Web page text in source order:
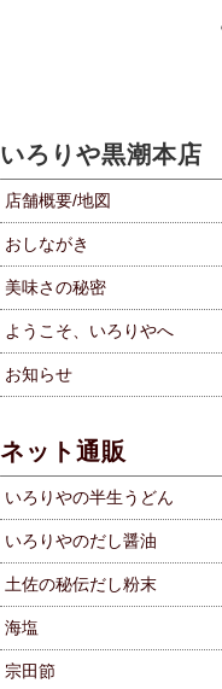
いろりや黒潮本店
店舗概要/地図
おしながき
美味さの秘密
ようこそ、いろりやへ
お知らせ
ネット通販
いろりやの半生うどん
いろりやのだし醤油
土佐の秘伝だし粉末
海塩
宗田節